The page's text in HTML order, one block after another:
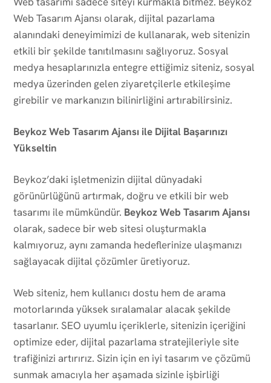
Web Tasarım Ajansı olarak, dijital pazarlama
alanındaki deneyimimizi de kullanarak, web sitenizin
etkili bir şekilde tanıtılmasını sağlıyoruz. Sosyal
medya hesaplarınızla entegre ettiğimiz siteniz, sosyal
medya üzerinden gelen ziyaretçilerle etkileşime
girebilir ve markanızın bilinirliğini artırabilirsiniz.
Beykoz Web Tasarım Ajansı ile Dijital Başarınızı
Yükseltin
Beykoz’daki işletmenizin dijital dünyadaki
görünürlüğünü artırmak, doğru ve etkili bir web
tasarımı ile mümkündür. Beykoz Web Tasarım Ajansı
olarak, sadece bir web sitesi oluşturmakla
kalmıyoruz, aynı zamanda hedeflerinize ulaşmanızı
sağlayacak dijital çözümler üretiyoruz.
Web siteniz, hem kullanıcı dostu hem de arama
motorlarında yüksek sıralamalar alacak şekilde
tasarlanır. SEO uyumlu içeriklerle, sitenizin içeriğini
optimize eder, dijital pazarlama stratejileriyle site
trafiğinizi artırırız. Sizin için en iyi tasarım ve çözümü
sunmak amacıyla her aşamada sizinle işbirliği